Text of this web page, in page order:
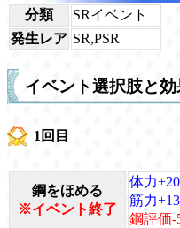
分類
SRイベント
発生レア SR,PSR
イベント選択肢と効
1回目
鋼をほめる
※イベント終了
体力+20
筋力
鋼評価-